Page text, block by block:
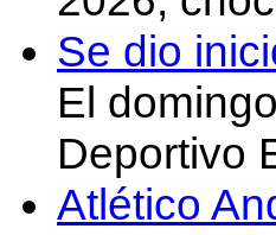
Se dio
El
Deportivo
Atlético